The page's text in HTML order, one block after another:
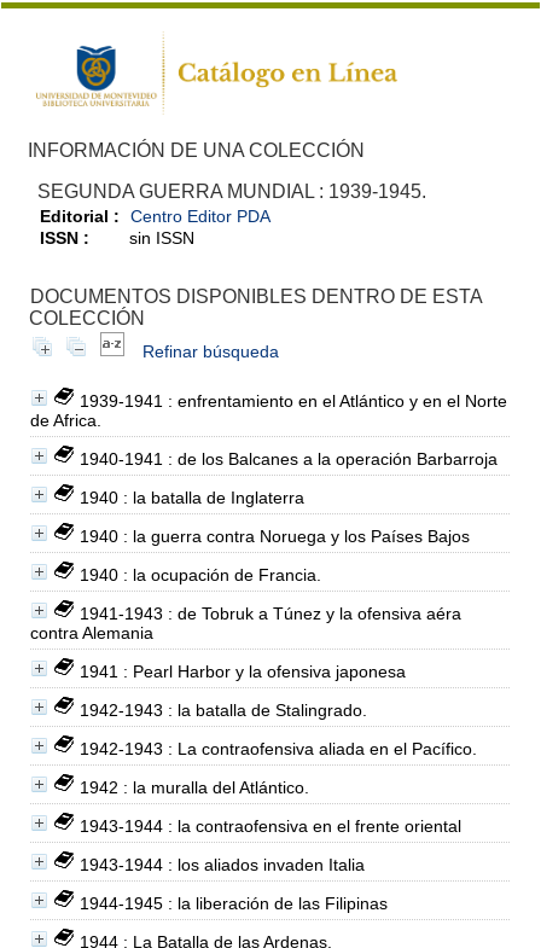
INFORMACIÓN DE UNA COLECCIÓN
SEGUNDA GUERRA MUNDIAL : 1939-1945.
Editorial :
Centro Editor PDA
ISSN :
sin ISSN
DOCUMENTOS DISPONIBLES DENTRO DE ESTA
COLECCIÓN
Refinar búsqueda
1939-1941 : enfrentamiento en el Atlántico y en el Norte
de Africa.
1940-1941 : de los Balcanes a la operación Barbarroja
1940 : la batalla de Inglaterra
1940 : la guerra contra Noruega y los Países Bajos
1940 : la ocupación de Francia.
1941-1943 : de Tobruk a Túnez y la ofensiva aéra
contra Alemania
1941 : Pearl Harbor y la ofensiva japonesa
1942-1943 : la batalla de Stalingrado.
1942-1943 : La contraofensiva aliada en el Pacífico.
1942 : la muralla del Atlántico.
1943-1944 : la contraofensiva en el frente oriental
1943-1944 : los aliados invaden Italia
1944-1945 : la liberación de las Filipinas
1944 : La Batalla de las Ardenas.